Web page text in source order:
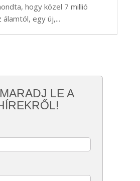
hogy közel 7 millió
egy új,...
LE A